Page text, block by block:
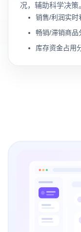
况，辅助科学决策
销售/利润实时
畅销/滞销商品
库存资金占用